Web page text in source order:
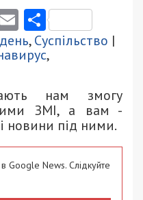
Email
,Суспільство |
,
нам змогу
ЗМІ, а вам -
новини під ними.
Google News. Слідкуйте